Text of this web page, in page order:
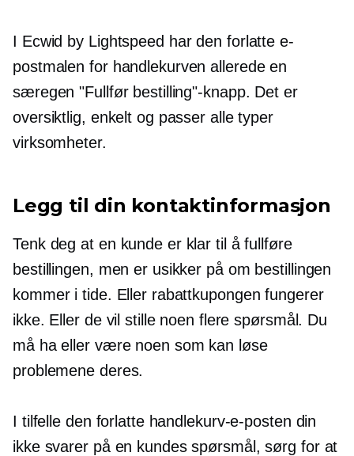
I Ecwid by Lightspeed har den forlatte e-
postmalen for handlekurven allerede en
særegen "Fullfør bestilling"-knapp. Det er
oversiktlig, enkelt og passer alle typer
virksomheter.
Legg til din kontaktinformasjon
Tenk deg at en kunde er klar til å fullføre
bestillingen, men er usikker på om bestillingen
kommer i tide. Eller rabattkupongen fungerer
ikke. Eller de vil stille noen flere spørsmål. Du
må ha eller være noen som kan løse
problemene deres.
I tilfelle den forlatte handlekurv-e-posten din
ikke svarer på en kundes spørsmål, sørg for at